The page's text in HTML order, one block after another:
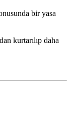
bir yasa
kurtarılıp daha